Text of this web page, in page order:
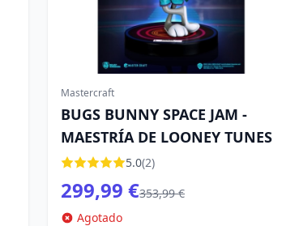
Mastercraft
BUGS BUNNY SPACE JAM -
MAESTRÍA DE LOONEY TUNES
5.0(2)
299,99 €353,99 €
Agotado